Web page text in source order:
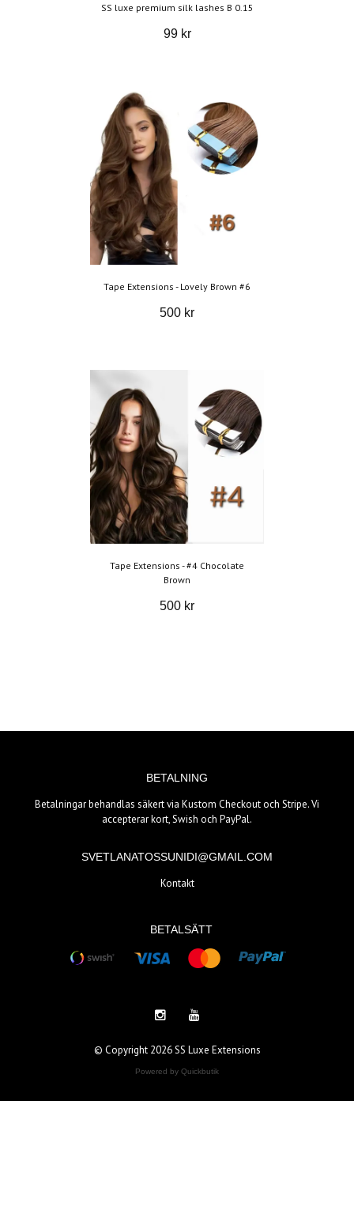
SS luxe premium silk lashes B 0.15
99 kr
Tape Extensions - Lovely Brown #6
500 kr
Tape Extensions - #4 Chocolate
Brown
500 kr
BETALNING
Betalningar behandlas säkert via Kustom Checkout och Stripe. Vi
accepterar kort, Swish och PayPal.
SVETLANATOSSUNIDI@GMAIL.COM
Kontakt
BETALSÄTT
© Copyright 2026 SS Luxe Extensions
Powered by Quickbutik